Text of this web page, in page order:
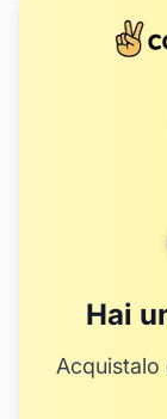
Hai
Acquistalo